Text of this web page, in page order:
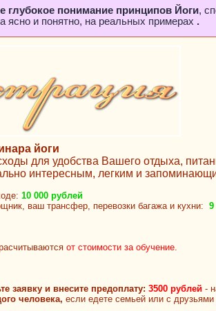
глубокое понимание принципов Йоги,
ясно и понятно, на реальных примерах .
йоги
для удобства Вашего отдыха,
интересным, легким и
10 000 рублей
ваш трансфер, перевозки багажа и кухни: 9
от стоимости за обучение.
заявку и внесите предоплату: 3500 рублей -
человека, если едете семьей или с друзьями